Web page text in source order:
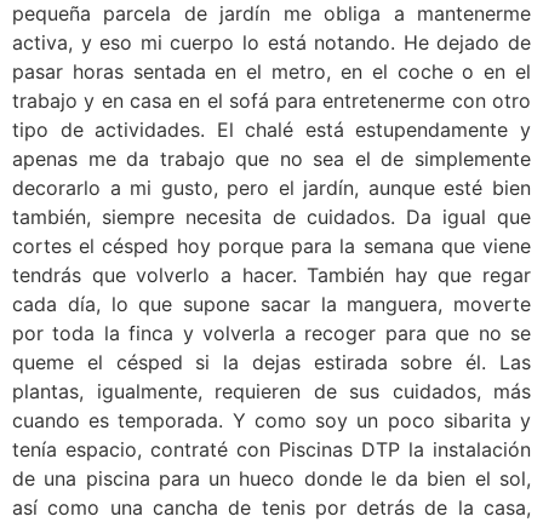
pequeña parcela de jardín me obliga a mantenerme
activa, y eso mi cuerpo lo está notando. He dejado de
pasar horas sentada en el metro, en el coche o en el
trabajo y en casa en el sofá para entretenerme con otro
tipo de actividades. El chalé está estupendamente y
apenas me da trabajo que no sea el de simplemente
decorarlo a mi gusto, pero el jardín, aunque esté bien
también, siempre necesita de cuidados. Da igual que
cortes el césped hoy porque para la semana que viene
tendrás que volverlo a hacer. También hay que regar
cada día, lo que supone sacar la manguera, moverte
por toda la finca y volverla a recoger para que no se
queme el césped si la dejas estirada sobre él. Las
plantas, igualmente, requieren de sus cuidados, más
cuando es temporada. Y como soy un poco sibarita y
tenía espacio, contraté con Piscinas DTP la instalación
de una piscina para un hueco donde le da bien el sol,
así como una cancha de tenis por detrás de la casa,